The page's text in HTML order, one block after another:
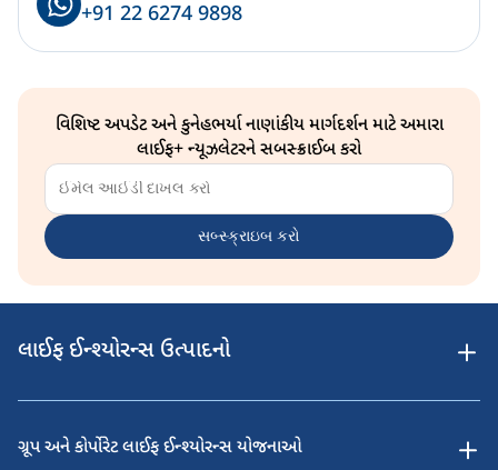
+91 22 6274 9898
વિશિષ્ટ અપડેટ અને કુનેહભર્યા નાણાંકીય માર્ગદર્શન માટે અમારા
લાઈફ+ ન્યૂઝલેટરને સબસ્ક્રાઈબ કરો
સબ્સ્ક્રાઇબ કરો
લાઈફ ઈન્શ્યોરન્સ ઉત્પાદનો
ગ્રૂપ અને કોર્પોરેટ લાઈફ ઈન્શ્યોરન્સ યોજનાઓ